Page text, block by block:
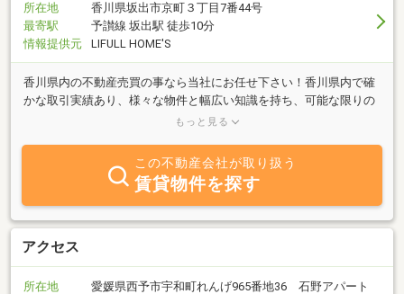
所在地
香川県坂出市京町３丁目7番44号
最寄駅
予讃線 坂出駅 徒歩10分
情報提供元
LIFULL HOME'S
香川県内の不動産売買の事なら当社にお任せ下さい！香川県内で確
かな取引実績あり、様々な物件と幅広い知識を持ち、可能な限りの
サービスを心掛けお客様のご満足をお約束致します！是非、お気軽
もっと見る
この不動産会社が取り扱う
賃貸物件を探す
アクセス
所在地
愛媛県西予市宇和町れんげ965番地36 石野アパート